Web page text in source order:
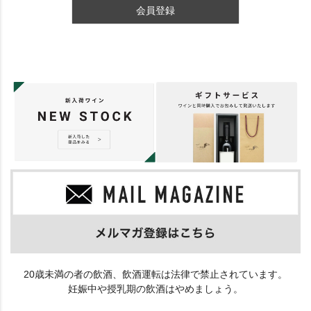
会員登録
20歳未満の者の飲酒、飲酒運転は法律で禁止されています。
妊娠中や授乳期の飲酒はやめましょう。